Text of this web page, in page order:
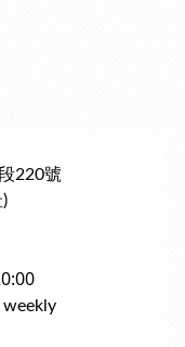
220號